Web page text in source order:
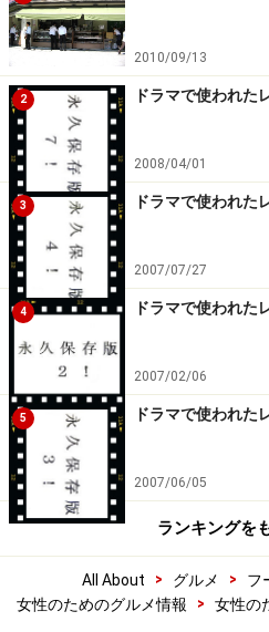
2010/09/13
2 ドラマで使われた
2008/04/01
3 ドラマで使われた
2007/07/27
4 ドラマで使われた
2007/02/06
5 ドラマで使われた
2007/06/05
ランキングを
All About > グルメ > フ
女性のためのグルメ情報
> 女性の